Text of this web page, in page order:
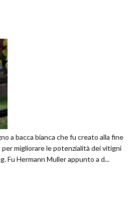
a bacca bianca che fu creato alla fine
migliorare le potenzialità dei vitigni
Fu Hermann Muller appunto a d...